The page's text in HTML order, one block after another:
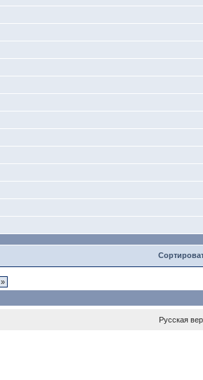
»
Русская